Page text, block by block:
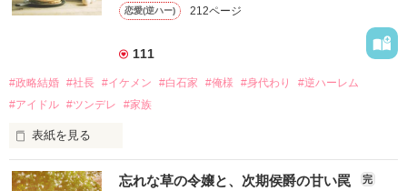
恋愛(逆ハー) 212ページ
111
#政略結婚 #社長 #イケメン #白石家 #俺様 #身代わり
#逆ハーレム
#アイドル #ツンデレ #家族
表紙を見る
『麻有…ママのいちばん、大切にしてるダイヤのネックレスを
あ・げ・る！！』 忘れな草の令嬢と、次期侯爵の甘い罠 完